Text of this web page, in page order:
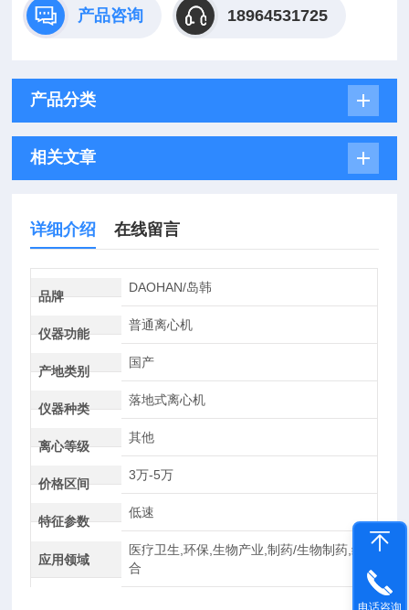
产品咨询 18964531725
产品分类
相关文章
详细介绍 在线留言
品牌
DAOHAN/岛韩
仪器功能
普通离心机
产地类别
国产
仪器种类
落地式离心机
离心等级
其他
价格区间
3万-5万
特征参数
低速
应用领域
医疗卫生,环保,生物产业,制药/生物制药,综
合
电话咨询